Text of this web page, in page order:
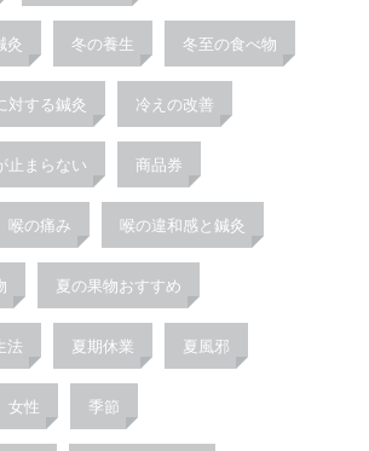
灸 冬の養生 冬至の食べ物
対する鍼灸 冷えの改善
止まらない 商品券
喉の痛み 喉の違和感と鍼灸
夏の果物おすすめ
法 夏期休業 夏風邪
女性 季節